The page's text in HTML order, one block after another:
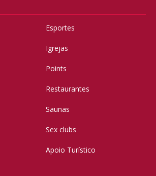
Esportes
Igrejas
Points
Restaurantes
Saunas
Sex clubs
Apoio Turístico